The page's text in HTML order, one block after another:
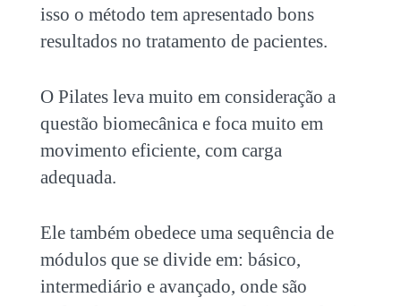
isso o método tem apresentado bons
resultados no tratamento de pacientes.
O Pilates leva muito em consideração a
questão biomecânica e foca muito em
movimento eficiente, com carga
adequada.
Ele também obedece uma sequência de
módulos que se divide em: básico,
intermediário e avançado, onde são